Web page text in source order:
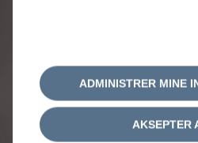
Vinterpakke
Tekniske data
ADMINISTRER MINE
AKSEPTER